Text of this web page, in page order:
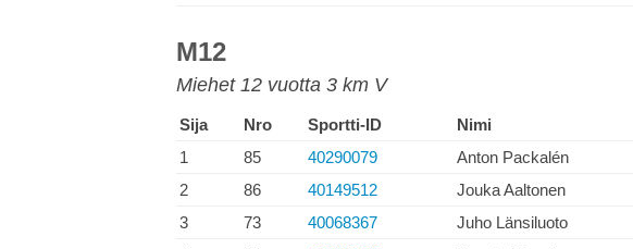
M12
Miehet 12 vuotta 3 km V
Sija Nro Sportti-ID Nimi
1
85 40290079 Anton Packalén
2
86 40149512 Jouka Aaltonen
3
73 40068367 Juho Länsiluoto